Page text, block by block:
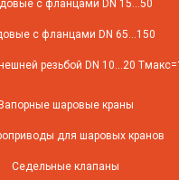
с фланцами DN 15...50
с фланцами DN 65...150
резьбой DN 10...20
шаровые краны
для шаровых кранов
Седельные клапаны